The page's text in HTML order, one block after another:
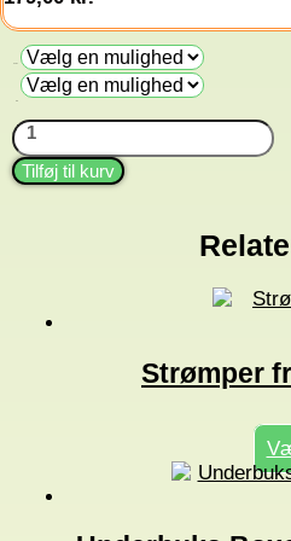
T-
shirt
Power
antal
Tilføj til kurv
Strømper